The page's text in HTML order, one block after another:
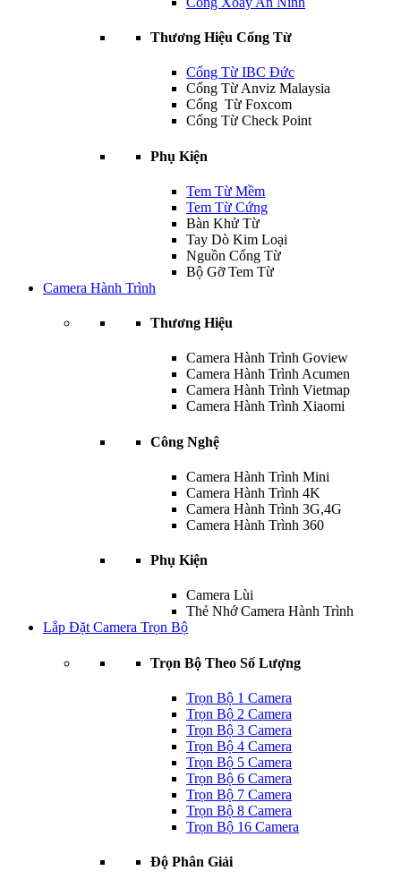
Thương Hiệu Cổng Từ
Cổng Từ IBC Đức
Cổng Từ Anviz Malaysia
Cổng Từ Foxcom
Cổng Từ Check Point
Phụ Kiện
Tem Từ Mềm
Tem Từ Cứng
Bàn Khử Từ
Tay Dò Kim Loại
Nguồn Cổng Từ
Bộ Gỡ Tem Từ
Camera Hành Trình
Thương Hiệu
Camera Hành Trình Goview
Camera Hành Trình Acumen
Camera Hành Trình Vietmap
Camera Hành Trình Xiaomi
Công Nghệ
Camera Hành Trình Mini
Camera Hành Trình 4K
Camera Hành Trình 3G,4G
Camera Hành Trình 360
Phụ Kiện
Camera Lùi
Thẻ Nhớ Camera Hành Trình
Lắp Đặt Camera Trọn Bộ
Trọn Bộ Theo Số Lượng
Trọn Bộ 1 Camera
Trọn Bộ 2 Camera
Trọn Bộ 3 Camera
Trọn Bộ 4 Camera
Trọn Bộ 5 Camera
Trọn Bộ 6 Camera
Trọn Bộ 7 Camera
Trọn Bộ 8 Camera
Trọn Bộ 16 Camera
Độ Phân Giải